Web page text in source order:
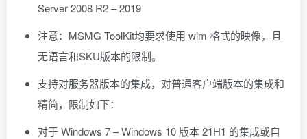
Server 2008 R2 – 2019
注意：MSMG ToolKit均要求使用 wim 格式的映像，且
无语言和SKU版本的限制。
支持对服务器版本的集成，对普通客户端版本的集成和
精简，限制如下：
对于 Windows 7 – Windows 10 版本 21H1 的集成或自